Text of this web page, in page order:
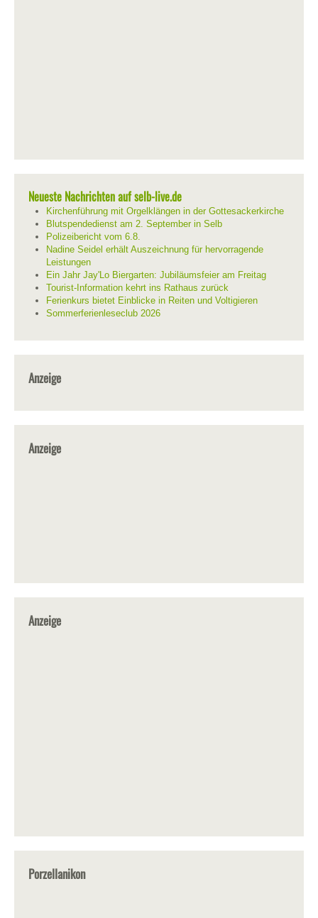
Neueste Nachrichten auf selb-live.de
Kirchenführung mit Orgelklängen in der Gottesackerkirche
Blutspendedienst am 2. September in Selb
Polizeibericht vom 6.8.
Nadine Seidel erhält Auszeichnung für hervorragende
Leistungen
Ein Jahr Jay'Lo Biergarten: Jubiläumsfeier am Freitag
Tourist-Information kehrt ins Rathaus zurück
Ferienkurs bietet Einblicke in Reiten und Voltigieren
Sommerferienleseclub 2026
Anzeige
Anzeige
Anzeige
Porzellanikon